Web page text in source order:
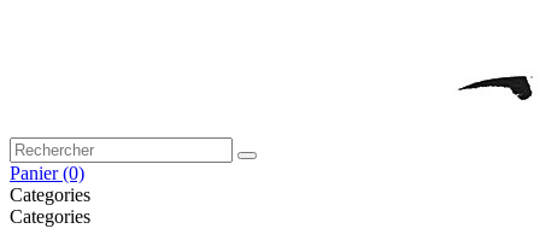
Panier (0)
Categories
Categories